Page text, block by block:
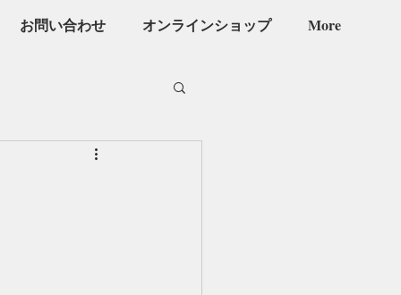
お問い合わせ オンラインショップ More